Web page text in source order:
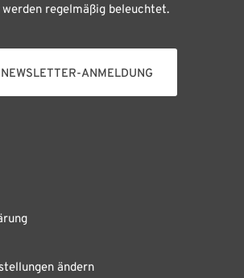
regelmäßig beleuchtet.
ANMELDUNG
ändern